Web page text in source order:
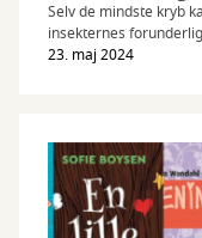
Selv de mindste kryb
insekternes
23. maj 2024